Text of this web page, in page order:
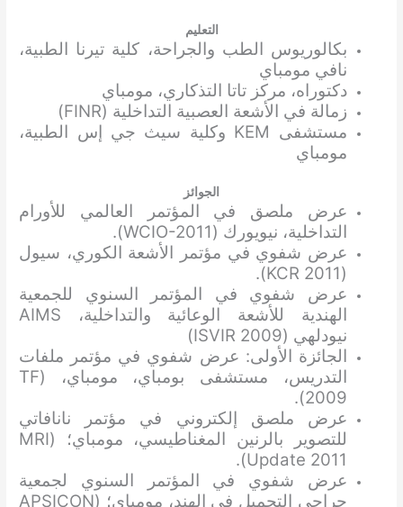
التعليم
بكالوريوس الطب والجراحة، كلية تيرنا الطبية،
نافي مومباي
دكتوراه، مركز تاتا التذكاري، مومباي
زمالة في الأشعة العصبية التداخلية (FINR)
مستشفى KEM وكلية سيث جي إس الطبية،
مومباي
الجوائز
عرض ملصق في المؤتمر العالمي للأورام
التداخلية، نيويورك (WCIO-2011).
عرض شفوي في مؤتمر الأشعة الكوري، سيول
(KCR 2011).
عرض شفوي في المؤتمر السنوي للجمعية
الهندية للأشعة الوعائية والتداخلية، AIMS
نيودلهي (ISVIR 2009)
الجائزة الأولى: عرض شفوي في مؤتمر ملفات
التدريس، مستشفى بومباي، مومباي، (TF
2009).
عرض ملصق إلكتروني في مؤتمر نانافاتي
للتصوير بالرنين المغناطيسي، مومباي؛ (MRI
Update 2011).
عرض شفوي في المؤتمر السنوي لجمعية
جراحي التجميل في الهند، مومباي؛ (APSICON